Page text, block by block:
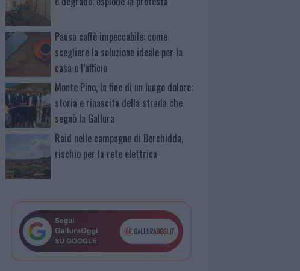
Pausa caffè impeccabile: come
scegliere la soluzione ideale per la
casa e l’ufficio
Monte Pino, la fine di un lungo dolore:
storia e rinascita della strada che
segnò la Gallura
Raid nelle campagne di Berchidda,
rischio per la rete elettrica